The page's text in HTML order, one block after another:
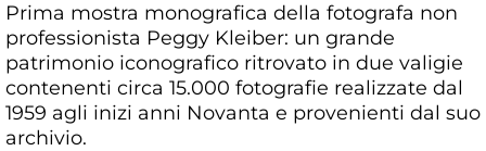
Prima mostra monografica della fotografa non
professionista Peggy Kleiber: un grande
patrimonio iconografico ritrovato in due valigie
contenenti circa 15.000 fotografie realizzate dal
1959 agli inizi anni Novanta e provenienti dal suo
archivio.